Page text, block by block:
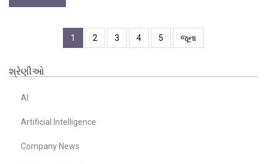
1 2 3 4 5 જૂના
શ્રેણીઓ
AI
Artificial Intelligence
Company News